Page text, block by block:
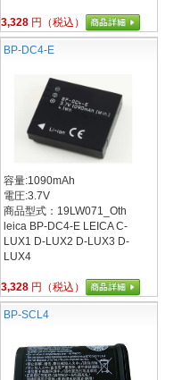
3,328 円（税込）
BP-DC4-E
容量:1090mAh
電圧:3.7V
商品型式：19LW071_Oth
leica BP-DC4-E LEICA C-
LUX1 D-LUX2 D-LUX3 D-
LUX4
3,328 円（税込）
BP-SCL4